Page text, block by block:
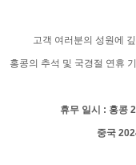
고객 여러분의 성원에
홍콩의 추석 및 국경절 연휴
휴무 일시 : 홍콩
중국 2024년 10